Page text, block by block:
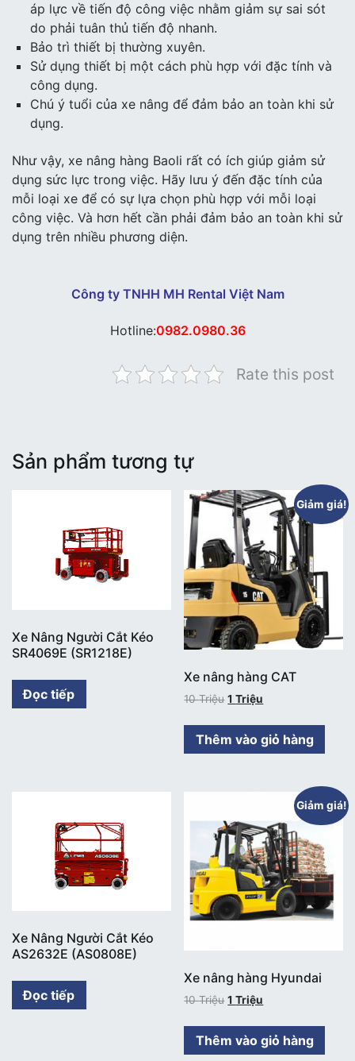
áp lực về tiến độ công việc nhằm giảm sự sai sót
do phải tuân thủ tiến độ nhanh.
Bảo trì thiết bị thường xuyên.
Sử dụng thiết bị một cách phù hợp với đặc tính và
công dụng.
Chú ý tuổi của xe nâng để đảm bảo an toàn khi sử
dụng.
Như vậy, xe nâng hàng Baoli rất có ích giúp giảm sử
dụng sức lực trong việc. Hãy lưu ý đến đặc tính của
mỗi loại xe để có sự lựa chọn phù hợp với mỗi loại
công việc. Và hơn hết cần phải đảm bảo an toàn khi sử
dụng trên nhiều phương diện.
Công ty TNHH MH Rental Việt Nam
Hotline:0982.0980.36
Rate this post
Sản phẩm tương tự
Xe Nâng Người Cắt Kéo
SR4069E (SR1218E)
Đọc tiếp
Giảm giá!
Xe nâng hàng CAT
10Triệu 1Triệu
Thêm vào giỏ hàng
Xe Nâng Người Cắt Kéo
AS2632E (AS0808E)
Đọc tiếp
Giảm giá!
Xe nâng hàng Hyundai
10Triệu 1Triệu
Thêm vào giỏ hàng